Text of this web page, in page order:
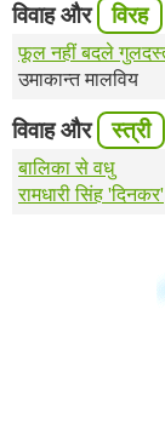
विवाह और विरह
फूल नहीं बदले
उमाकान्त मालविय
विवाह और स्त्री
बालिका से वधु
रामधारी सिंह 'दिनकर'